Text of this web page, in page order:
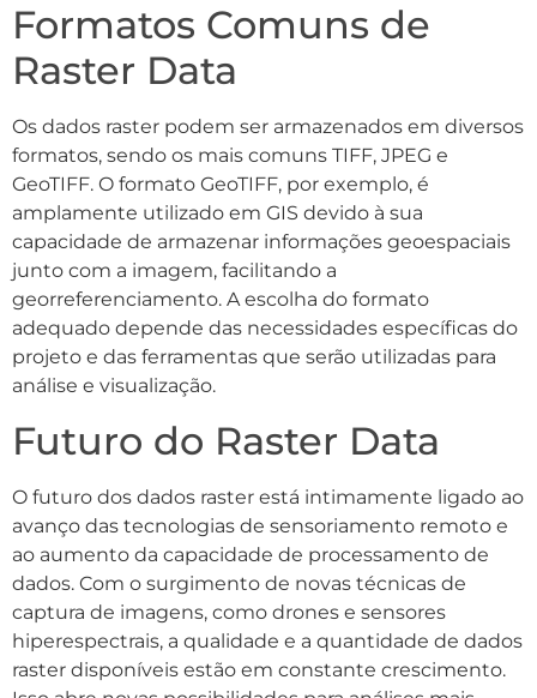
Formatos Comuns de
Raster Data
Os dados raster podem ser armazenados em diversos
formatos, sendo os mais comuns TIFF, JPEG e
GeoTIFF. O formato GeoTIFF, por exemplo, é
amplamente utilizado em GIS devido à sua
capacidade de armazenar informações geoespaciais
junto com a imagem, facilitando a
georreferenciamento. A escolha do formato
adequado depende das necessidades específicas do
projeto e das ferramentas que serão utilizadas para
análise e visualização.
Futuro do Raster Data
O futuro dos dados raster está intimamente ligado ao
avanço das tecnologias de sensoriamento remoto e
ao aumento da capacidade de processamento de
dados. Com o surgimento de novas técnicas de
captura de imagens, como drones e sensores
hiperespectrais, a qualidade e a quantidade de dados
raster disponíveis estão em constante crescimento.